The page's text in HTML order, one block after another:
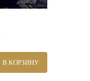
В КОРЗИНУ